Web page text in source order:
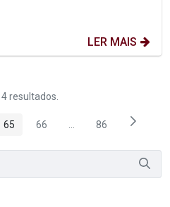
LER MAIS
resultados.
Usar ABA para navegar.
Página
65 Página
66 PáginasPágina
86